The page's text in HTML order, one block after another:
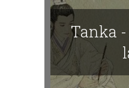
Tanka